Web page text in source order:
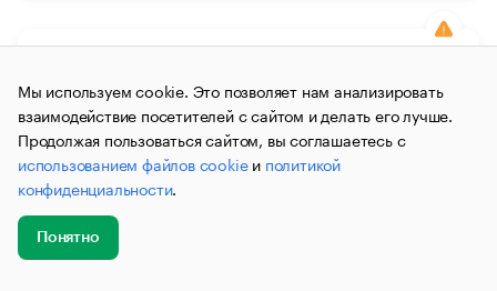
ООО «ЗООИННОВАЦИИ»
ОБЩЕСТВО С ОГРАНИЧЕННОЙ
ОТВЕТСТВЕННОСТЬЮ «ЗООИННОВАЦИИ»
Оптовая торговля
Мы используем cookie. Это позволяет нам анализировать
взаимодействие посетителей с сайтом и делать его лучше.
Продолжая пользоваться сайтом, вы соглашаетесь с
использованием файлов cookieи политикой
конфиденциальности.
Понятно